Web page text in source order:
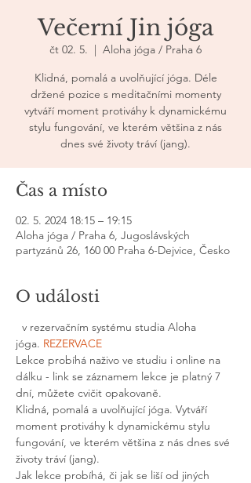
Večerní Jin jóga
čt 02. 5.
  |
Aloha jóga / Praha 6
Klidná, pomalá a uvolňující jóga. Déle
držené pozice s meditačními momenty
vytváří moment protiváhy k dynamickému
stylu fungování, ve kterém většina z nás
dnes své životy tráví (jang).
Čas a místo
02. 5. 2024 18:15 – 19:15
Aloha jóga / Praha 6, Jugoslávských
partyzánů 26, 160 00 Praha 6-Dejvice, Česko
O události
jóga. REZERVACE
Lekce probíhá naživo ve studiu i online na
dálku - link se záznamem lekce je platný 7
dní, můžete cvičit opakovaně.
Klidná, pomalá a uvolňující jóga. Vytváří
moment protiváhy k dynamickému stylu
fungování, ve kterém většina z nás dnes své
životy tráví (jang).
Jak lekce probíhá, či jak se liší od jiných